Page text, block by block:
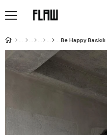
Be Happy